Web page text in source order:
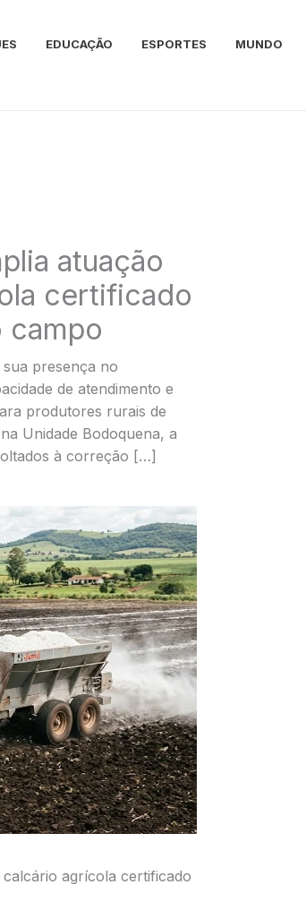
EDUCAÇÃO ESPORTES
MUNDO
atuação
certificado
campo
presença no
de atendimento e
produtores rurais de
Unidade Bodoquena, a
à correção […]
agrícola certificado